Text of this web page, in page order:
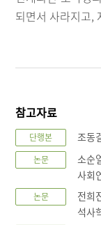
되면서 사라지고,
참고자료
단행본 조동
논문
소순
사회
논문
전희
석사